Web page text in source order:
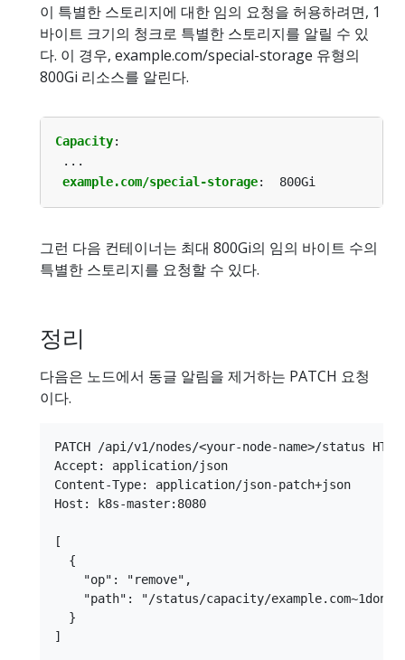
이 특별한 스토리지에 대한 임의 요청을 허용하려면, 1
바이트 크기의 청크로 특별한 스토리지를 알릴 수 있
다. 이 경우, example.com/special-storage 유형의
800Gi 리소스를 알린다.
Capacity:
...
example.com/special-storage: 800Gi
그런 다음 컨테이너는 최대 800Gi의 임의 바이트 수의
특별한 스토리지를 요청할 수 있다.
정리
다음은 노드에서 동글 알림을 제거하는 PATCH 요청
이다.
PATCH /api/v1/nodes/<your-node-name>/status
Accept: application/json
Content-Type: application/json-patch+json
Host: k8s-master:8080
[
  {
    "op": "remove",
"path": "/status/capacity/
  }